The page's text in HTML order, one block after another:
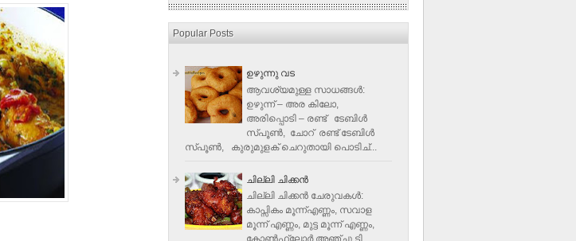
Popular Posts
ഉഴുന്നു വട
ആവശ്യമുള്ള സാധങ്ങൾ:
ഉഴുന്ന് – അര കിലോ,
അരിപ്പൊടി – രണ്ട് ടേബിൾ
സ്പൂൺ, ചോറ് രണ്ട് ടേബിള്‍
സ്പൂണ്‍, കുരുമുളക് ചെറുതായി പൊടിച്...
ചില്ലി ചിക്കൻ
ചില്ലി ചിക്കൻ ചേരുവകള്‍:
കാപ്സികം മൂന്ന്എണ്ണം, സവാള
മൂന്ന് എണ്ണം, മുട്ട മൂന്ന് എണ്ണം,
കോണ്‍ഫ്ലോര്‍ അഞ്ചു ടി